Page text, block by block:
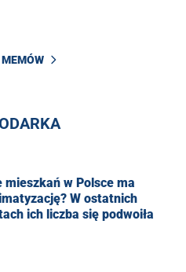
mieszkań w Polsce ma
W ostatnich
ich liczba się podwoiła